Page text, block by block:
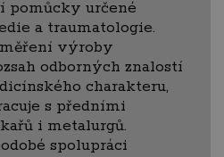
pomůcky určené
a traumatologie.
výroby
odborných znalostí
charakteru,
s předními
i metalurgů.
spolupráci